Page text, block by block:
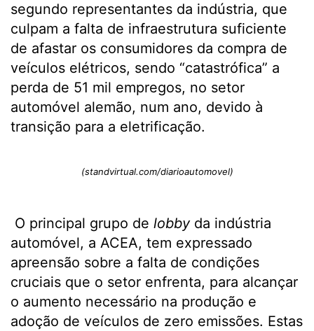
segundo representantes da indústria, que
culpam a falta de infraestrutura suficiente
de afastar os consumidores da compra de
veículos elétricos, sendo “catastrófica” a
perda de 51 mil empregos, no setor
automóvel alemão, num ano, devido à
transição para a eletrificação.
(standvirtual.com/diarioautomovel)
O principal grupo de lobby da indústria
automóvel, a ACEA, tem expressado
apreensão sobre a falta de condições
cruciais que o setor enfrenta, para alcançar
o aumento necessário na produção e
adoção de veículos de zero emissões. Estas